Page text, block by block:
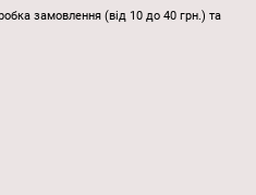
замовлення (від 10 до 40 грн.) та